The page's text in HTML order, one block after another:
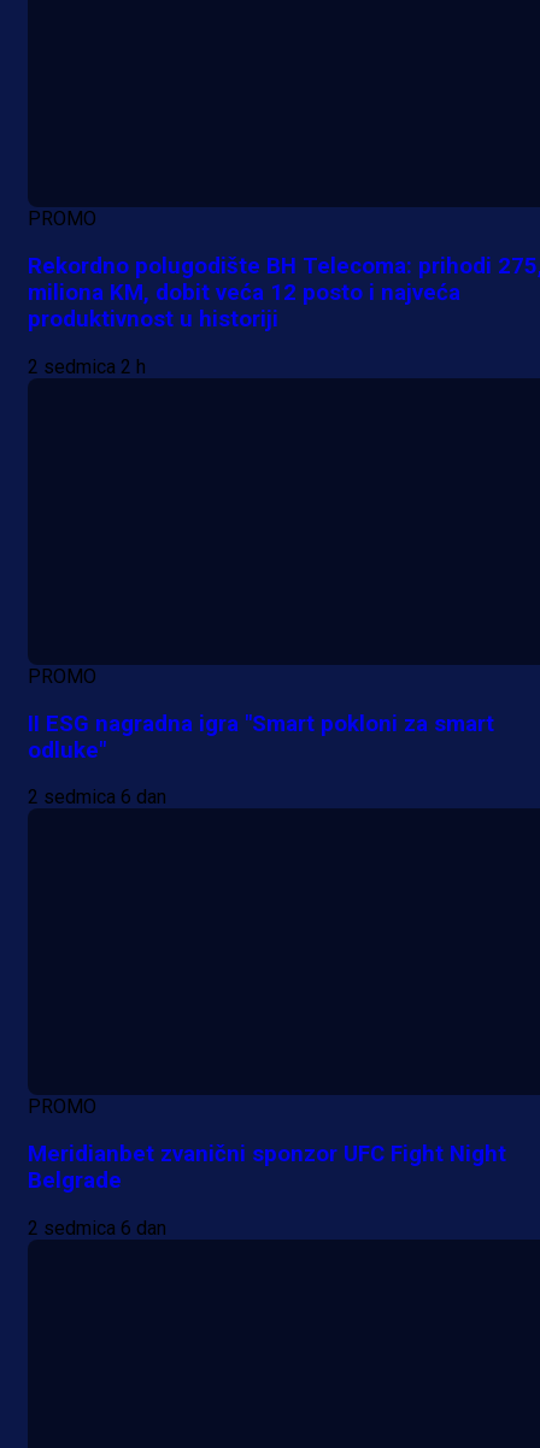
PROMO
Rekordno polugodište BH Telecoma: prihodi
miliona KM, dobit veća 12 posto i najveća
produktivnost u historiji
2 sedmica 2 h
PROMO
II ESG nagradna igra "Smart pokloni za smart
odluke"
2 sedmica 6 dan
PROMO
Meridianbet zvanični sponzor UFC Fight Night
Belgrade
2 sedmica 6 dan